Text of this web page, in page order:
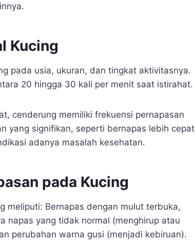
Kucing
pada usia, ukuran, dan tingkat aktivitasnya.
20 hingga 30 kali per menit saat istirahat.
cenderung memiliki frekuensi pernapasan
yang signifikan, seperti bernapas lebih cepat
adanya masalah kesehatan.
pada Kucing
meliputi: Bernapas dengan mulut terbuka,
napas yang tidak normal (menghirup atau
perubahan warna gusi (menjadi kebiruan).